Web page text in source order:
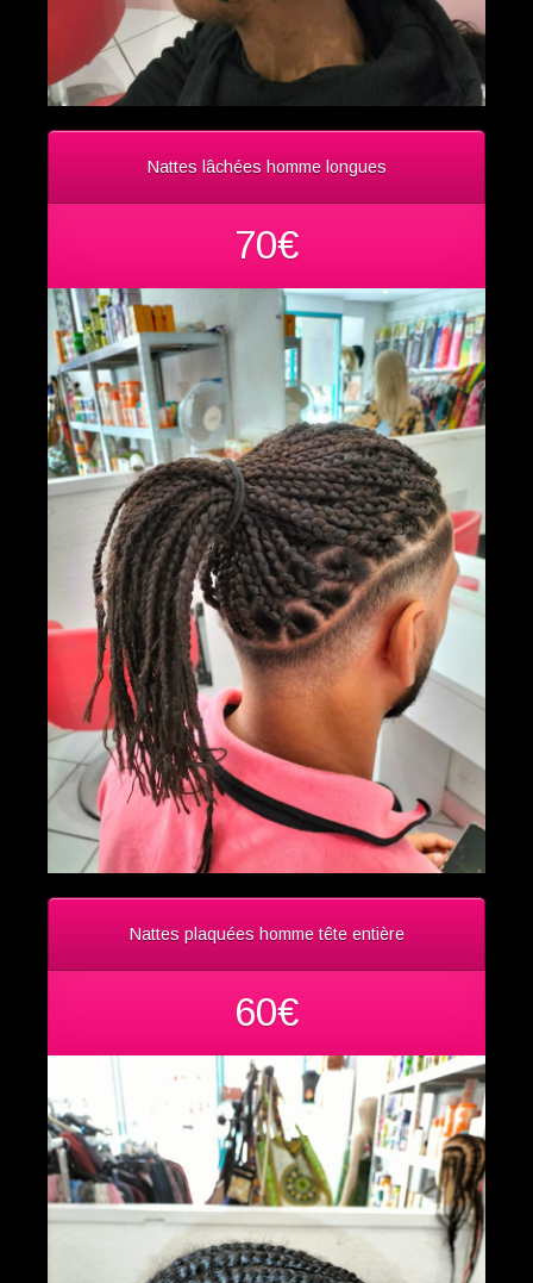
Nattes lâchées homme longues
70€
Nattes plaquées homme tête entière
60€